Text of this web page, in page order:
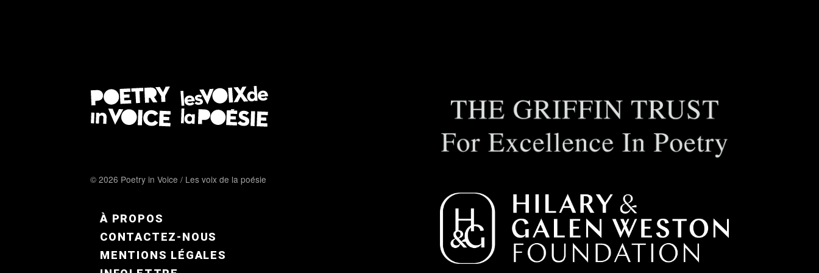
© 2026 Poetry in Voice / Les voix de la poésie
FOOTER MENU FR
À PROPOS
CONTACTEZ-NOUS
MENTIONS LÉGALES